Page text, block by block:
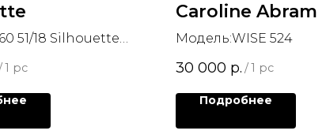
51/18 Silhouette
1 pc
Caroline Abram
Модель:WISE 524
30 000 р. /1 pc
Подробнее